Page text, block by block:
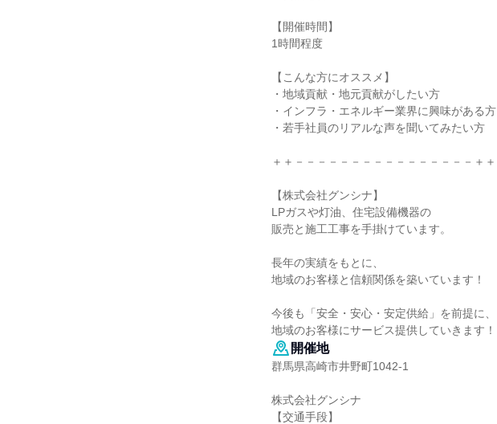
【開催時間】
1時間程度
【こんな方にオススメ】
・地域貢献・地元貢献がしたい方
・インフラ・エネルギー業界に興味がある方
・若手社員のリアルな声を聞いてみたい方
＋＋－－－－－－－－－－－－－－－－＋＋
【株式会社グンシナ】
LPガスや灯油、住宅設備機器の
販売と施工工事を手掛けています。
長年の実績をもとに、
地域のお客様と信頼関係を築いています！
今後も「安全・安心・安定供給」を前提に、
地域のお客様にサービス提供していきます！
開催地
群馬県高崎市井野町1042-1
株式会社グンシナ
【交通手段】